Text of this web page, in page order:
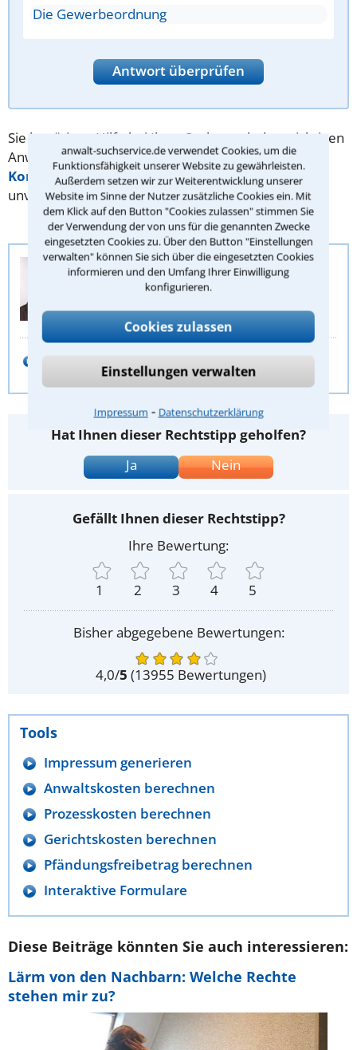
anwalt-suchservice.de verwendet Cookies, um die
Funktionsfähigkeit unserer Website zu gewährleisten.
Außerdem setzen wir zur Weiterentwicklung unserer
Website im Sinne der Nutzer zusätzliche Cookies ein. Mit
dem Klick auf den Button "Cookies zulassen" stimmen Sie
der Verwendung der von uns für die genannten Zwecke
eingesetzten Cookies zu. Über den Button "Einstellungen
verwalten" können Sie sich über die eingesetzten Cookies
informieren und den Umfang Ihrer Einwilligung
konfigurieren.
Cookies zulassen
Einstellungen verwalten
Impressum ⁃ Datenschutzerklärung
Die Gewerbeordnung
Antwort überprüfen
Sie benötigen Hilfe bei Ihrer Suche nach dem richtigen
Anwalt? Dann schreiben Sie uns über unser
Kontaktformular. Wir helfen Ihnen kostenlos und
unverbindlich.
Anwalt-Suchservice
Juristische Redaktion
Stephan Buch
E-Mail schreiben
Hat Ihnen dieser Rechtstipp geholfen?
Ja
Nein
Gefällt Ihnen dieser Rechtstipp?
Ihre Bewertung:
1 2 3 4 5
Bisher abgegebene Bewertungen:
4,0/5 (13955 Bewertungen)
Tools
Impressum generieren
Anwaltskosten berechnen
Prozesskosten berechnen
Gerichtskosten berechnen
Pfändungsfreibetrag berechnen
Interaktive Formulare
Diese Beiträge könnten Sie auch interessieren:
Lärm von den Nachbarn: Welche Rechte
stehen mir zu?